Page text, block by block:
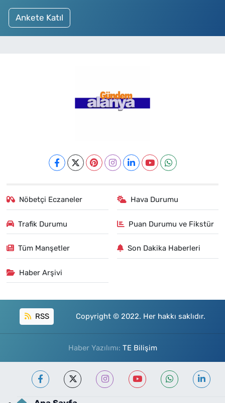
Ankete Katıl
Nöbetçi Eczaneler Hava Durumu
Trafik Durumu Puan Durumu ve Fikstür
Tüm Manşetler Son Dakika Haberleri
Haber Arşivi
RSS Copyright © 2022. Her hakkı saklıdır.
Haber Yazılımı: TE Bilişim